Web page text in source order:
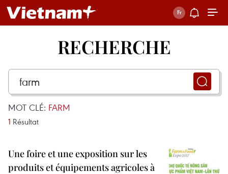
RECHERCHE
MOT CLÉ: FARM
1 Résultat
Une foire et une exposition sur les
produits et équipements agricoles à